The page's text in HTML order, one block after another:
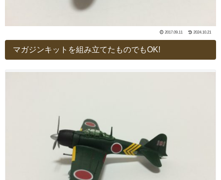
2017.09.11 2024.10.21
マガジンキットを組み立てたものでもOK!